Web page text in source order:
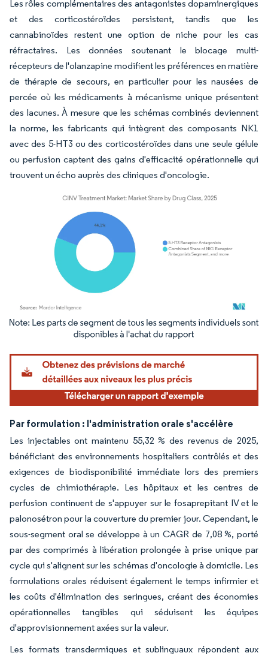
Les rôles complémentaires des antagonistes dopaminergiques
et des corticostéroïdes persistent, tandis que les
cannabinoïdes restent une option de niche pour les cas
réfractaires. Les données soutenant le blocage multi-
récepteurs de l'olanzapine modifient les préférences en matière
de thérapie de secours, en particulier pour les nausées de
percée où les médicaments à mécanisme unique présentent
des lacunes. À mesure que les schémas combinés deviennent
la norme, les fabricants qui intègrent des composants NK1
avec des 5-HT3 ou des corticostéroïdes dans une seule gélule
ou perfusion captent des gains d'efficacité opérationnelle qui
trouvent un écho auprès des cliniques d'oncologie.
Image © Mordor Intelligence. La réutilisation nécessite une attribution sous CC BY
Par formulation : l'administration orale s'accélère
Les injectables ont maintenu 55,32 % des revenus de 2025,
bénéficiant des environnements hospitaliers contrôlés et des
exigences de biodisponibilité immédiate lors des premiers
cycles de chimiothérapie. Les hôpitaux et les centres de
perfusion continuent de s'appuyer sur le fosaprepitant IV et le
palonosétron pour la couverture du premier jour. Cependant, le
sous-segment oral se développe à un CAGR de 7,08 %, porté
par des comprimés à libération prolongée à prise unique par
cycle qui s'alignent sur les schémas d'oncologie à domicile. Les
formulations orales réduisent également le temps infirmier et
les coûts d'élimination des seringues, créant des économies
opérationnelles tangibles qui séduisent les équipes
d'approvisionnement axées sur la valeur.
Les formats transdermiques et sublinguaux répondent aux